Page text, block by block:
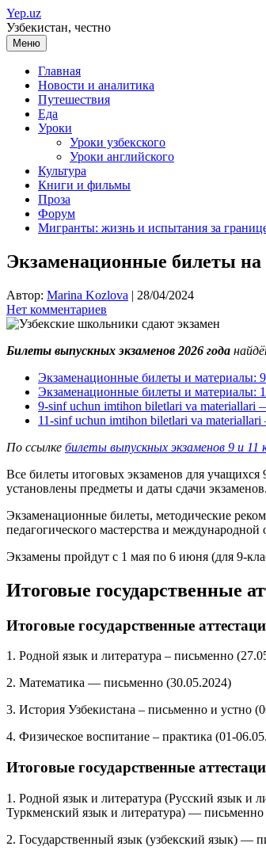
Перейти
к
содержимому
Yep.uz
Узбекистан, честно
Меню
Главная
Новости и аналитика
Путешествия
Еда
Уроки
Уроки узбекского
Уроки английского
Культура
Книги и фильмы
Проза
Форум
Мигранты: жизнь и испытания за
Экзаменационные билеты на
Автор: Marina Kozlova | 28/04/2024
Нет комментариев
Билеты выпускных экзаменов 2026 года
Экзаменационные билеты и материалы:
Экзаменационные билеты и материалы:
9-sinf uchun imtihon biletlari va materiallari
11-sinf uchun imtihon biletlari va
По ссылке билеты выпускных экзаменов 9 и 11
Все билеты итоговых экзаменов для
установлены предметы и даты сдачи экзаменов.
Экзаменационные билеты, методические
педагогического мастерства и международной
Экзамены пройдут с 1 мая по 6 июня (для 9-
Итоговые государственные
Итоговые государственные
1. Родной язык и литература – ​​письменно
2. Математика — письменно (30.05.2024)
3. История Узбекистана – письменно и устно
4. Физическое воспитание – практика (01-
Итоговые государственные
1. Родной язык и литература (Русский язык и
Туркменский язык и литература) — письменно
2. Государственный язык (узбекский язык) —